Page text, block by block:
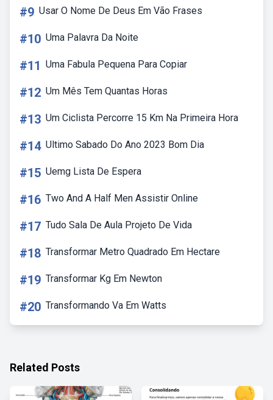
#9 Usar O Nome De Deus Em Vão Frases
#10 Uma Palavra Da Noite
#11 Uma Fabula Pequena Para Copiar
#12 Um Mês Tem Quantas Horas
#13 Um Ciclista Percorre 15 Km Na Primeira Hora
#14 Ultimo Sabado Do Ano 2023 Bom Dia
#15 Uemg Lista De Espera
#16 Two And A Half Men Assistir Online
#17 Tudo Sala De Aula Projeto De Vida
#18 Transformar Metro Quadrado Em Hectare
#19 Transformar Kg Em Newton
#20 Transformando Va Em Watts
Related Posts